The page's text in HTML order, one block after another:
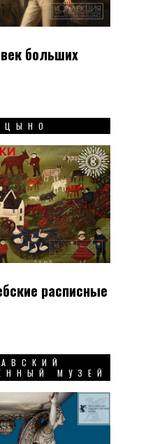
больших
расписные
МУЗЕЙ